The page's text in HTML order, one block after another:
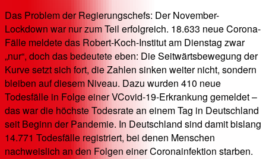
Das Problem der Regierungschefs: Der November-
Lockdown war nur zum Teil erfolgreich. 18.633 neue Corona-
Fälle meldete das Robert-Koch-Institut am Dienstag zwar
„nur“, doch das bedeutete eben: Die Seitwärtsbewegung der
Kurve setzt sich fort, die Zahlen sinken weiter nicht, sondern
bleiben auf diesem Niveau. Dazu wurden 410 neue
Todesfälle in Folge einer VCovid-19-Erkrankung gemeldet –
das war die höchste Todesrate an einem Tag in Deutschland
seit Beginn der Pandemie. In Deutschland sind damit bislang
14.771 Todesfälle registriert, bei denen Menschen
nachweislich an den Folgen einer Coronainfektion starben.